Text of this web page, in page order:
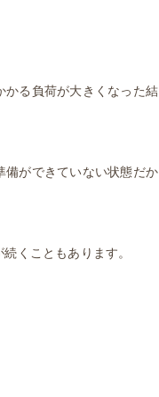
かる負荷が大きくなった結
備ができていない状態だか
くこともあります。